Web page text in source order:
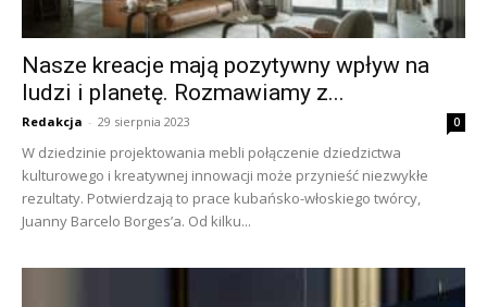
Nasze kreacje mają pozytywny wpływ na
ludzi i planetę. Rozmawiamy z...
Redakcja - 29 sierpnia 2023 0
W dziedzinie projektowania mebli połączenie dziedzictwa
kulturowego i kreatywnej innowacji może przynieść niezwykłe
rezultaty. Potwierdzają to prace kubańsko-włoskiego twórcy,
Juanny Barcelo Borges’a. Od kilku...